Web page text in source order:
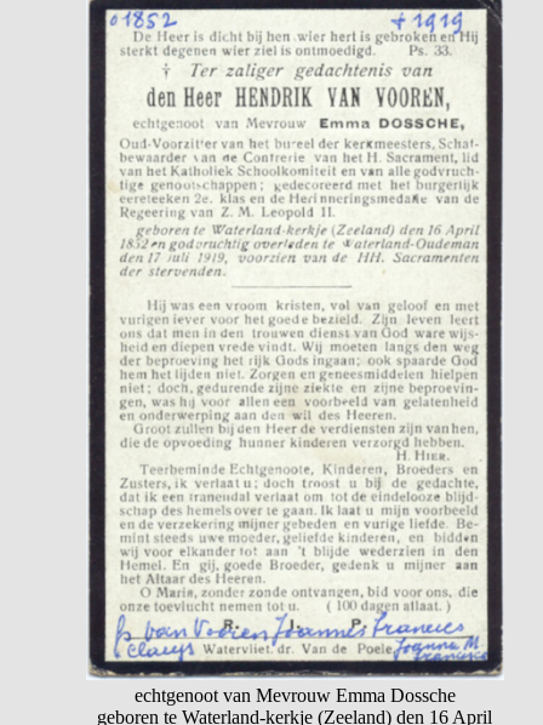
echtgenoot van Mevrouw Emma Dossche
geboren te Waterland-kerkje (Zeeland) den 16 April